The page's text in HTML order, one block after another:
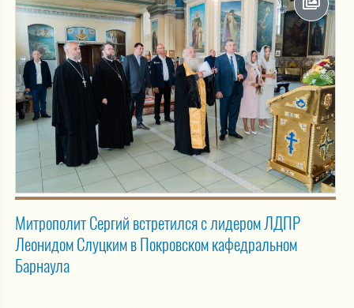
Митрополит Сергий встретился с лидером ЛДПР
Леонидом Слуцким в Покровском кафедральном
Барнаула